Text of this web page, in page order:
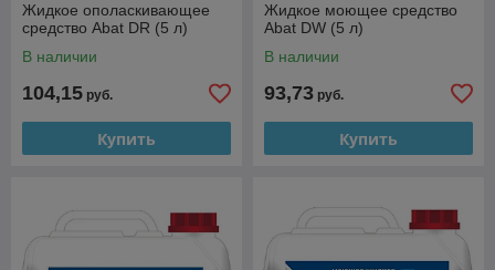
Жидкое ополаскивающее
средство Abat DR (5 л)
В наличии
104,15 руб.
Купить
Жидкое моющее средство
Abat DW (5 л)
В наличии
93,73 руб.
Купить